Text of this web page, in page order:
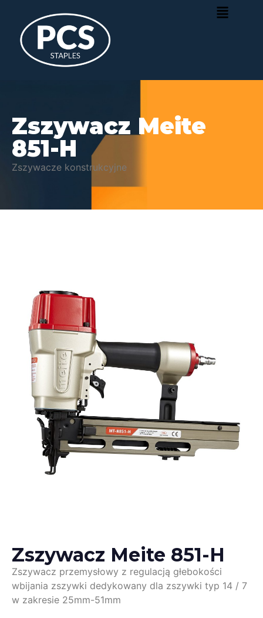
Zszywacz Meite
851-H
Zszywacze konstrukcyjne
Zszywacz Meite 851-H
Zszywacz przemysłowy z regulacją głebokości
wbijania zszywki dedykowany dla zszywki typ 14 / 7
w zakresie 25mm-51mm